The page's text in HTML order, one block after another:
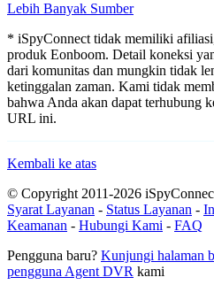
Lebih Banyak Sumber
* iSpyConnect tidak memiliki
produk Eonboom. Detail koneksi
dari komunitas dan mungkin tidak
ketinggalan zaman. Kami tidak
bahwa Anda akan dapat terhubung
URL ini.
Kembali ke atas
© Copyright 2011-2026
Syarat Layanan - Status Layanan -
Keamanan - Hubungi Kami - FAQ
Pengguna baru? Kunjungi halaman
pengguna Agent DVR kami